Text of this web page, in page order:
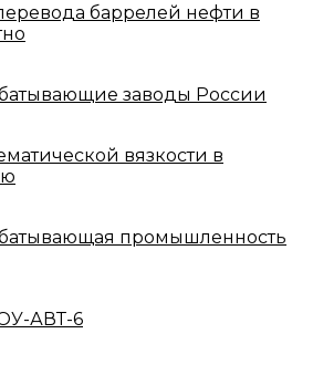
баррелей нефти в
заводы России
вязкости в
промышленность
АВТ-6